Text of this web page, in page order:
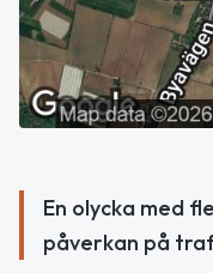
En olycka med
påverkan på